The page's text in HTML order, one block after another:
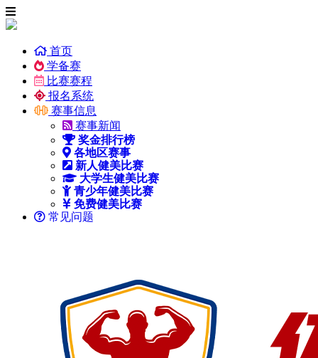
首页
学备赛
比赛赛程
报名系统
赛事信息
赛事新闻
奖金排行榜
各地区赛事
新人健美比赛
大学生健美比赛
青少年健美比赛
免费健美比赛
常见问题